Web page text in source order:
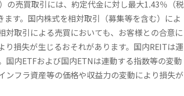
の売買取引には、約定代金に対し最大1.43％（税
す。国内株式を相対取引（募集等を含む）によ
対取引による売買においても、お客様との合意に
損失が生じるおそれがあります。国内REITは運
内ETFおよび国内ETNは連動する指数等の変動
ンフラ資産等の価格や収益力の変動により損失が